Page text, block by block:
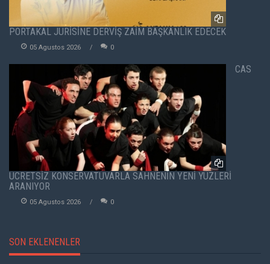
PORTAKAL JÜRİSİNE DERVİŞ ZAİM BAŞKANLIK EDECEK
05 Agustos 2026 0
CAS
ÜCRETSİZ KONSERVATUVARLA SAHNENİN YENİ YÜZLERİ
ARANIYOR
05 Agustos 2026 0
SON EKLENENLER